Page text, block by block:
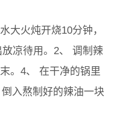
大火炖开烧10分钟，
凉待用。2、 调制辣
。4、 在干净的锅里
入熬制好的辣油一块